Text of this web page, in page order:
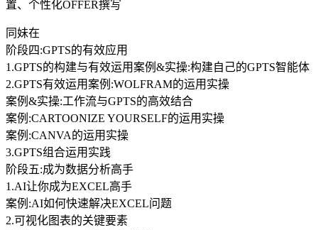
置、个性化OFFER撰写
同妹在
阶段四:GPTS的有效应用
1.GPTS的构建与有效运用案例&实操:构建自己的GPTS智能体
2.GPTS有效运用案例:WOLFRAM的运用实操
案例&实操:工作流与GPTS的高效结合
案例:CARTOONIZE YOURSELF的运用实操
案例:CANVA的运用实操
3.GPTS组合运用实践
阶段五:成为数据分析高手
1.AI让你成为EXCEL高手
案例:AI如何快速解决EXCEL问题
2.可视化图表的关键要素